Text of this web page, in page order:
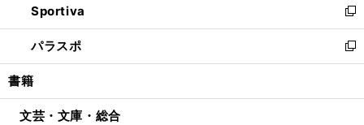
く
ド
ウ
で
開
ィ
ン
ド
ウ
開
い
ウ
ィ
ン
ウ
Sportiva
新
し
い
ウ
ン
パラスポ
新
し
ウ
書籍
文芸・文庫・総合